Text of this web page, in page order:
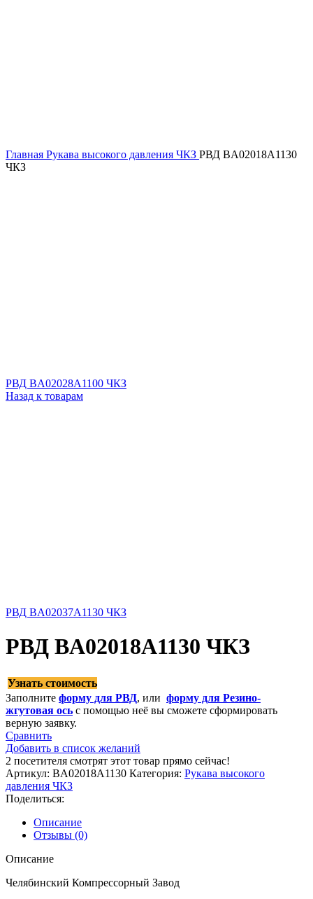
Главная Рукава высокого давления ЧКЗ РВД BA02018A1130
ЧКЗ
РВД BA02028A1100 ЧКЗ
Назад к товарам
РВД BA02037A1130 ЧКЗ
РВД BA02018A1130 ЧКЗ
Узнать стоимость
Заполните форму для РВД, или форму для Резино-
жгутовая ось с помощью неё вы сможете сформировать
верную заявку.
Сравнить
Добавить в список желаний
2 посетителя смотрят этот товар прямо сейчас!
Артикул: BA02018A1130 Категория: Рукава высокого
давления ЧКЗ
Поделиться:
Описание
Отзывы (0)
Описание
Челябинский Компрессорный Завод